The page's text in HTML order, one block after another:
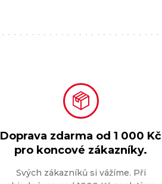
Doprava zdarma od1 000 Kč
pro koncové zákazníky.
Svých zákazníků si vážíme. Při